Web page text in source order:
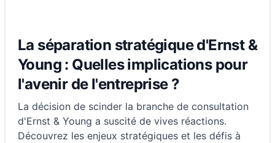
La séparation stratégique d'Ernst &
Young : Quelles implications pour
l'avenir de l'entreprise ?
La décision de scinder la branche de consultation
d'Ernst & Young a suscité de vives réactions.
Découvrez les enjeux stratégiques et les défis à